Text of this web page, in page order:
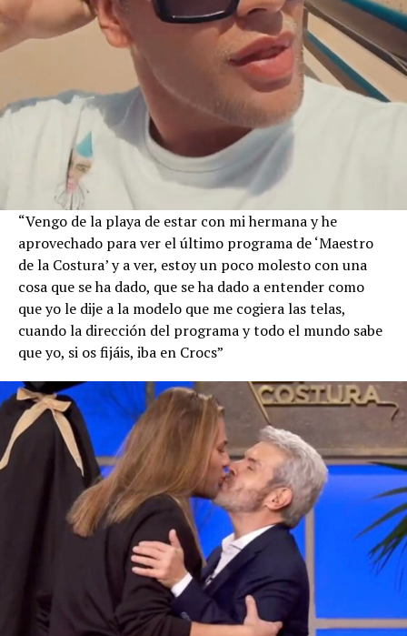
“Vengo de la playa de estar con mi hermana y he
aprovechado para ver el último programa de ‘Maestro
de la Costura’ y a ver, estoy un poco molesto con una
cosa que se ha dado, que se ha dado a entender como
que yo le dije a la modelo que me cogiera las telas,
cuando la dirección del programa y todo el mundo sabe
que yo, si os fijáis, iba en Crocs”